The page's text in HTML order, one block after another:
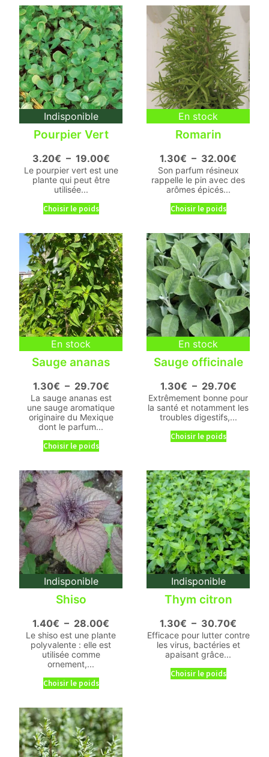
Indisponible
Pourpier Vert
3.20€ – 19.00€
Le pourpier vert est une
plante qui peut être
utilisée...
Choisir le poids
En stock
Romarin
1.30€ – 32.00€
Son parfum résineux
rappelle le pin avec des
arômes épicés...
Choisir le poids
En stock
Sauge ananas
1.30€ – 29.70€
La sauge ananas est
une sauge aromatique
originaire du Mexique
dont le parfum...
Choisir le poids
En stock
Sauge officinale
1.30€ – 29.70€
Extrêmement bonne pour
la santé et notamment les
troubles digestifs,...
Choisir le poids
Indisponible
Shiso
1.40€ – 28.00€
Le shiso est une plante
polyvalente : elle est
utilisée comme
ornement,...
Choisir le poids
Indisponible
Thym citron
1.30€ – 30.70€
Efficace pour lutter contre
les virus, bactéries et
apaisant grâce...
Choisir le poids